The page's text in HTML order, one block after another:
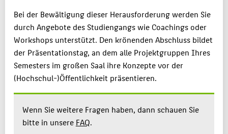
Bei der Bewältigung dieser Herausforderung werden Sie
durch Angebote des Studiengangs wie Coachings oder
Workshops unterstützt. Den krönenden Abschluss bildet
der Präsentationstag, an dem alle Projektgruppen Ihres
Semesters im großen Saal ihre Konzepte vor der
(Hochschul-)Öffentlichkeit präsentieren.
Wenn Sie weitere Fragen haben, dann schauen Sie
bitte in unsere FAQ.